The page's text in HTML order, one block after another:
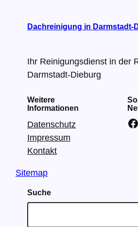
Dachreinigung in Darmstadt-
Ihr Reinigungsdienst in der
Darmstadt-Dieburg
Weitere
Informationen
Datenschutz
Impressum
Kontakt
Facebook
Sitemap
Suche